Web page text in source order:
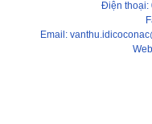
Điện thoại:
Email: